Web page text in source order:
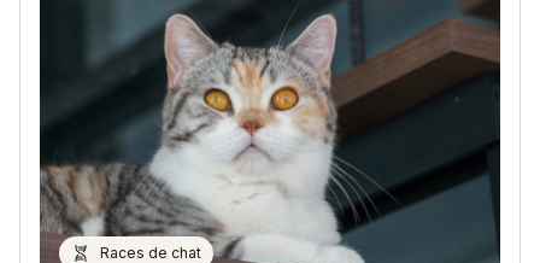
Races de chat